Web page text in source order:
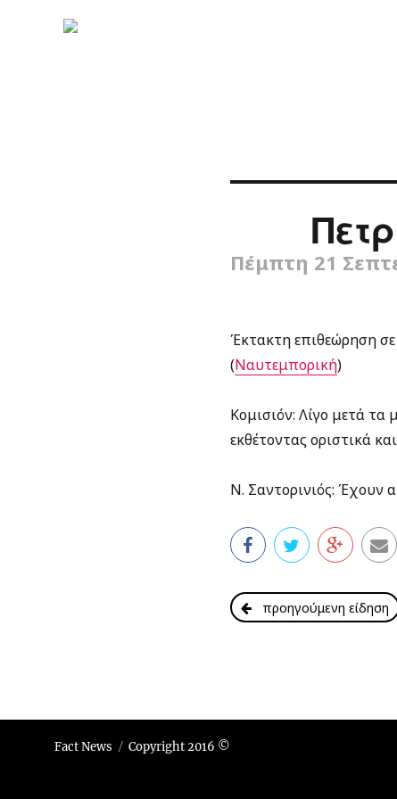
Πέμπτη 21
Έκτακτη επιθεώρηση
(Ναυτεμπορική)
Κομισιόν: Λίγο μετά
εκθέτοντας οριστικά
Ν. Σαντορινιός: Έχουν
προηγούμενη είδηση
Fact News Copyright 2016 ©